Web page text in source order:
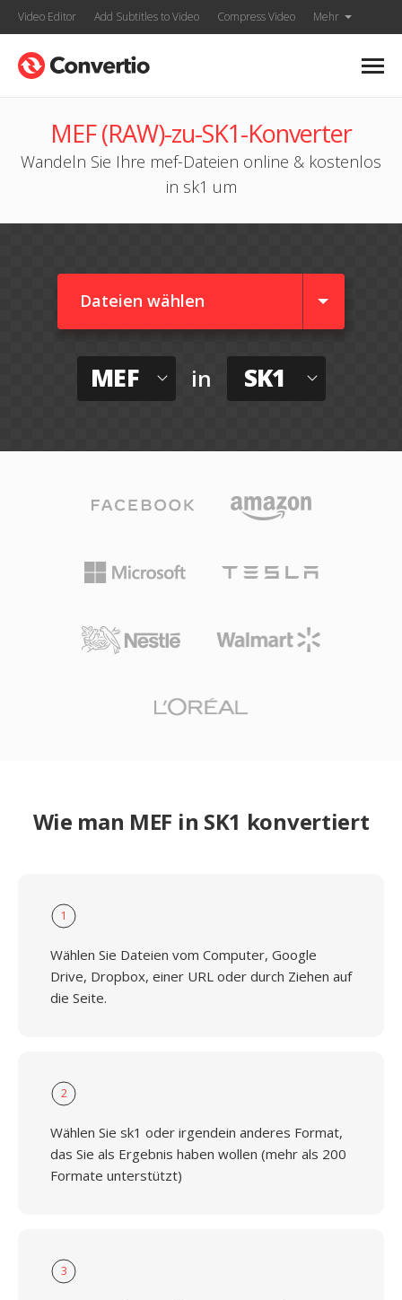
Video Editor Add Subtitles to Video Compress Video Mehr
MEF (RAW)-zu-SK1-Konverter
Wandeln Sie Ihre mef-Dateien online & kostenlos
in sk1 um
Dateien wählen
MEF in SK1
Wie man MEF in SK1 konvertiert
1
Wählen Sie Dateien vom Computer, Google
Drive, Dropbox, einer URL oder durch Ziehen auf
die Seite.
2
Wählen Sie sk1 oder irgendein anderes Format,
das Sie als Ergebnis haben wollen (mehr als 200
Formate unterstützt)
3